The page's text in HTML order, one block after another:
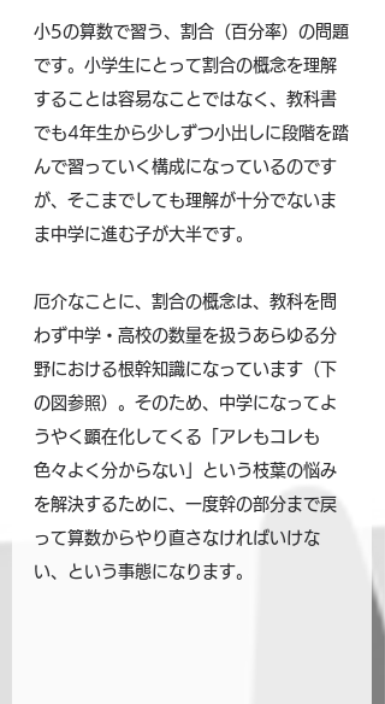
小5の算数で習う、割合（百分率）の問題
です。小学生にとって割合の概念を理解
することは容易なことではなく、教科書
でも4年生から少しずつ小出しに段階を踏
んで習っていく構成になっているのです
が、そこまでしても理解が十分でないま
ま中学に進む子が大半です。
厄介なことに、割合の概念は、教科を問
わず中学・高校の数量を扱うあらゆる分
野における根幹知識になっています（下
の図参照）。そのため、中学になってよ
うやく顕在化してくる「アレもコレも
色々よく分からない」という枝葉の悩み
を解決するために、一度幹の部分まで戻
って算数からやり直さなければいけな
い、という事態になります。